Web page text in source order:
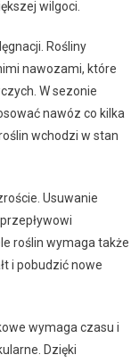
wilgoci.
Rośliny
nawozami, które
W sezonie
nawóz co kilka
wchodzi w stan
Usuwanie
roślin wymaga także
i pobudzić nowe
wymaga czasu i
Dzięki